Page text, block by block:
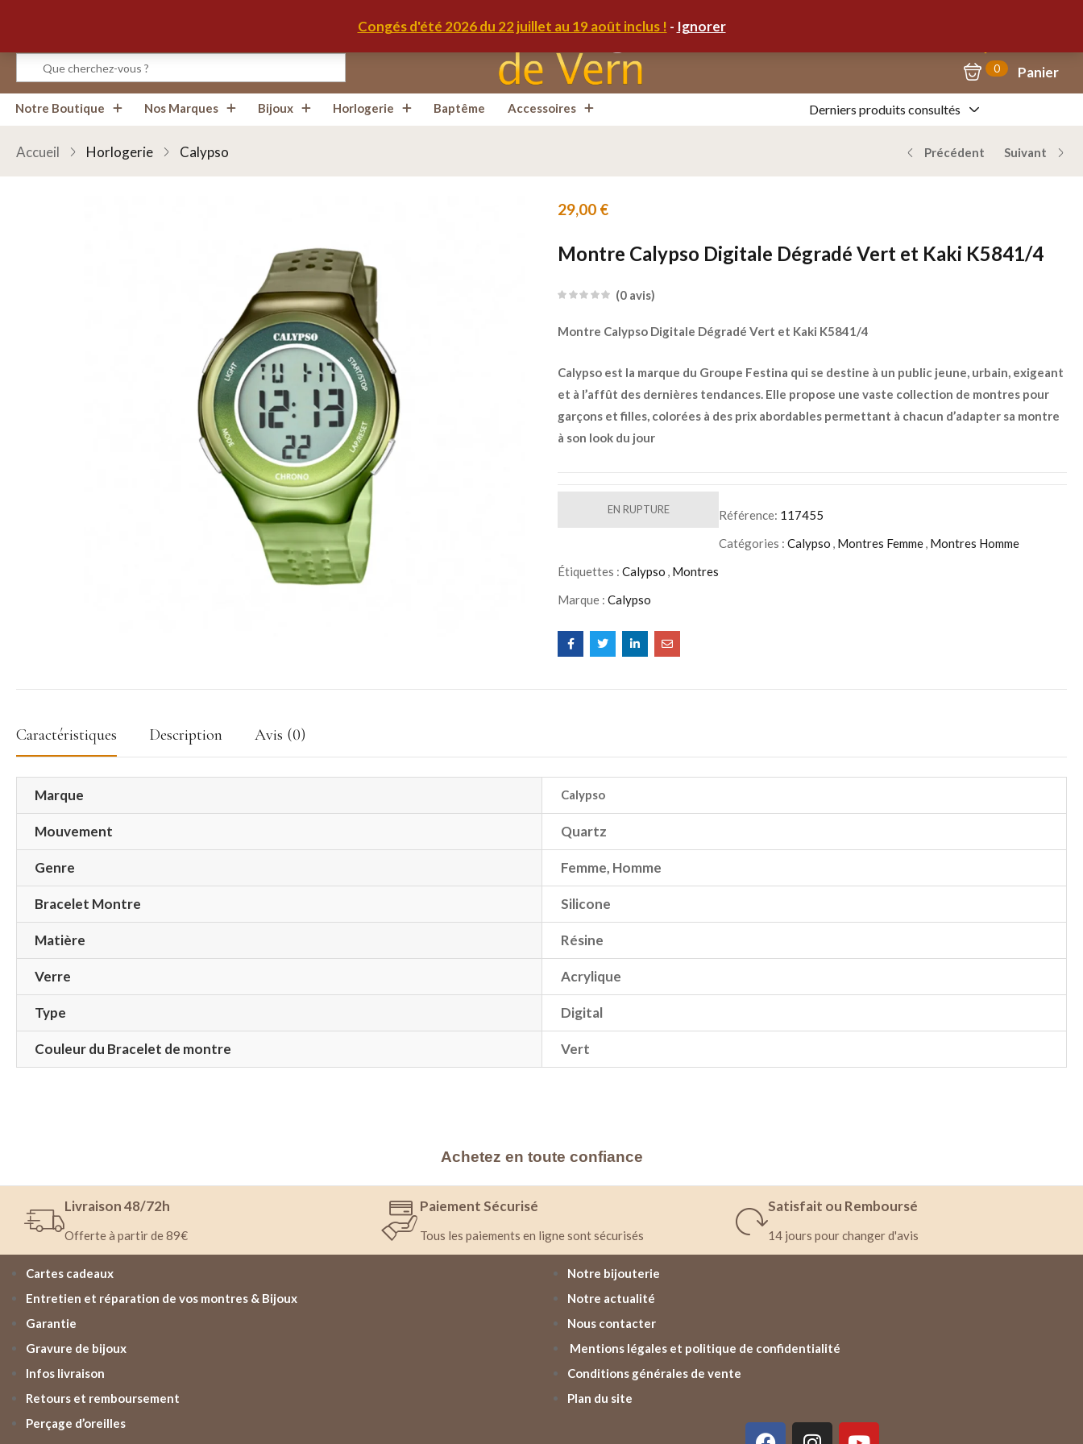
Congés d'été 2026 du 22 juillet au 19 août inclus ! - Ignorer
0 Panier
Notre Boutique Nos Marques Bijoux Horlogerie Baptême Accessoires Derniers produits consultés
Accueil Horlogerie Calypso Précédent Suivant
Montre Calypso Digitale Dégradé Vert et Kaki K5841/4
29,00 €
Montre Calypso Digitale Dégradé Vert et Kaki K5841/4
0 avis
Montre Calypso Digitale Dégradé Vert et Kaki K5841/4
Calypso est la marque du Groupe Festina qui se destine à un public jeune, urbain, exigeant
et à l’affût des dernières tendances. Elle propose une vaste collection de montres pour
garçons et filles, colorées à des prix abordables permettant à chacun d’adapter sa montre
à son look du jour
EN RUPTURE Référence: 117455
Catégories : Calypso , Montres Femme, Montres Homme
Étiquettes : Calypso , Montres
Marque : Calypso
Caractéristiques Description Avis (0)
Marque Calypso
Mouvement Quartz
Genre Femme, Homme
Bracelet Montre Silicone
Matière Résine
Verre Acrylique
Type Digital
Couleur du Bracelet de montre Vert
Achetez en toute confiance
Livraison 48/72h
Offerte à partir de 89€
Paiement Sécurisé
Tous les paiements en ligne sont sécurisés
Satisfait ou Remboursé
14 jours pour changer d'avis
Cartes cadeaux
Entretien et réparation de vos montres & Bijoux
Garantie
Gravure de bijoux
Infos livraison
Retours et remboursement
Perçage d’oreilles
Notre bijouterie
Notre actualité
Nous contacter
Mentions légales et politique de confidentialité
Conditions générales de vente
Plan du site